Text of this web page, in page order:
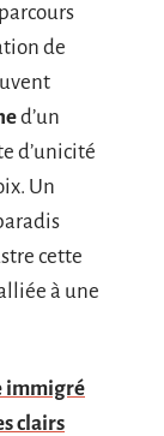
de
d’un
d’unicité
Un
cette
à une
immigré
clairs